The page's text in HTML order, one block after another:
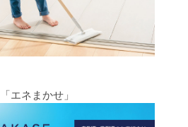
エネまかせ」